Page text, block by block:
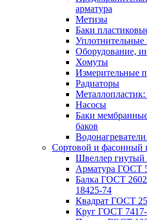
арматура
Метизы
Баки
Оборудование,
Хомуты
Измерительные
Радиаторы
Насосы
Баки
баков
Сортовой и фасонный
Швеллер
Арматура ГОСТ
Балка ГОСТ
18425-74
Квадрат ГОСТ
Круг ГОСТ